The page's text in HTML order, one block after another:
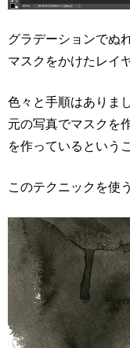
グラデーションでぬ
マスクをかけたレイ
色々と手順はありま
元の写真でマスクを
を作っているという
このテクニックを使